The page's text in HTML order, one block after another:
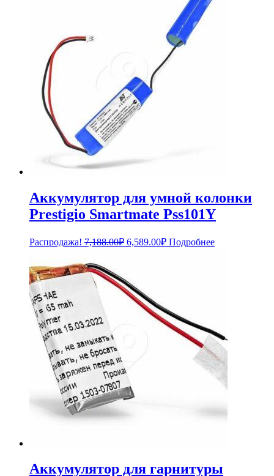
Аккумулятор для умной колонки
Prestigio Smartmate Pss101Y
Распродажа! 7,188.00₽ Первоначальная
6,589.00₽Текущая
цена:
Подробнее
Аккумулятор для гарнитуры